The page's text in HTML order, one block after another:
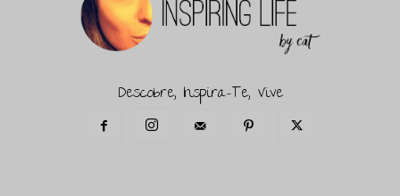
Descobre, Inspira-Te, Vive